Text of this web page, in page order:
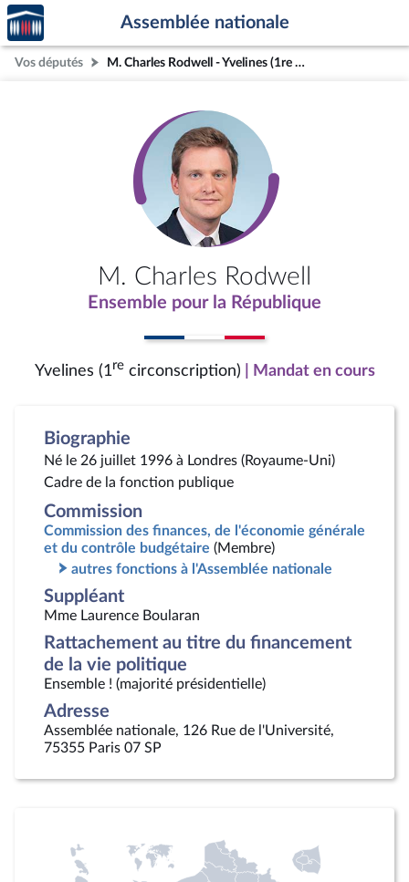
Aller au contenu
Aller en bas de la page
Accèder
à la
page
d'accueil
Assemblée nationale
Vos députés M. Charles Rodwell - Yvelines (1re circonscription)
M. Charles Rodwell
Ensemble pour la République
Yvelines (1recirconscription) | Mandat en cours
Biographie
Né le 26 juillet 1996 à Londres (Royaume-Uni)
Cadre de la fonction publique
Commission
Commission des finances, de l'économie générale
et du contrôle budgétaire (Membre)
autres fonctions à l'Assemblée nationale
Suppléant
Mme Laurence Boularan
Rattachement au titre du financement
de la vie politique
Ensemble ! (majorité présidentielle)
Adresse
Assemblée nationale, 126 Rue de l'Université,
75355 Paris 07 SP